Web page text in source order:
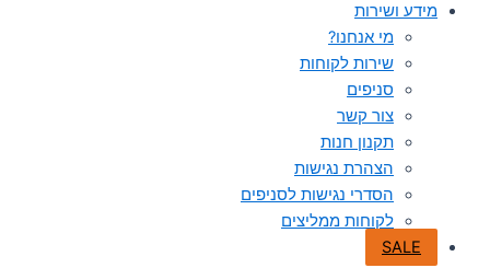
מידע ושירות
מי אנחנו?
שירות לקוחות
סניפים
צור קשר
תקנון חנות
הצהרת נגישות
הסדרי נגישות לסניפים
לקוחות ממליצים
SALE